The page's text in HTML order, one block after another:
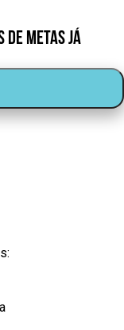
de Metas já